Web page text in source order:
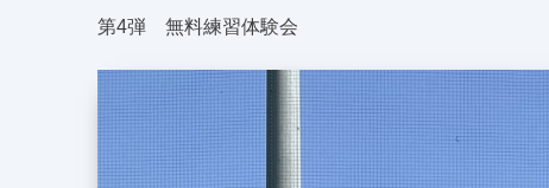
第4弾 無料練習体験会